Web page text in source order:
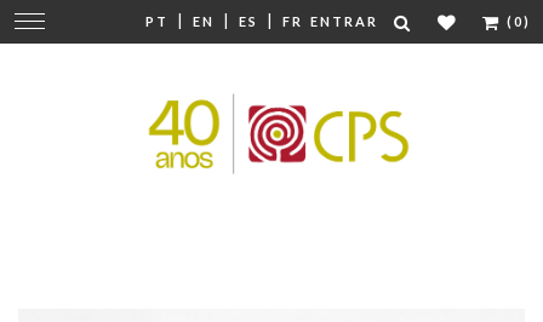
PT | EN | ES | FR ENTRAR (0)
Mudar
navegação